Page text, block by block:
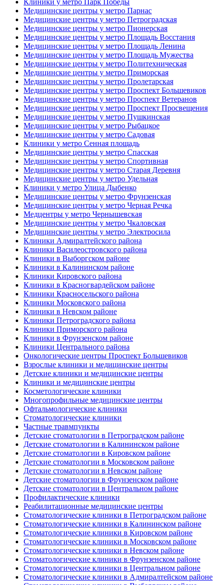
Медицинские центры у метро Парнас
Медицинские центры у метро Петроградская
Медицинские центры у метро Пионерская
Медицинские центры у метро Площадь Восстания
Медицинские центры у метро Площадь Ленина
Медицинские центры у метро Площадь Мужества
Медицинские центры у метро Политехническая
Медицинские центры у метро Приморская
Медицинские центры у метро Пролетарская
Медицинские центры у метро Проспект Большевиков
Медицинские центры у метро Проспект Ветеранов
Медицинские центры у метро Проспект Просвещения
Медицинские центры у метро Пушкинская
Медицинские центры у метро Рыбацкое
Медицинские центры у метро Садовая
Клиники у метро Сенная площадь
Медицинские центры у метро Спасская
Медицинские центры у метро Спортивная
Медицинские центры у метро Старая Деревня
Медицинские центры у метро Удельная
Клиники у метро Улица Дыбенко
Медицинские центры у метро Фрунзенская
Медицинские центры у метро Черная Речка
Медцентры у метро Чернышевская
Медицинские центры у метро Чкаловская
Медицинские центры у метро Электросила
Клиники Адмиралтейского района
Клиники Василеостровского района
Клиники в Выборгском районе
Клиники в Калининском районе
Клиники Кировского района
Клиники в Красногвардейском районе
Клиники Красносельского района
Клиники Московского района
Клиники в Невском районе
Клиники Петроградского района
Клиники Приморского района
Клиники в Фрунзенском районе
Клиники Центрального района
Онкологические центры Проспект Большевиков
Взрослые клиники и медицинские центры
Детские клиники и медицинские центры
Клиники и медицинские центры
Косметологические клиники
Многопрофильные медицинские центры
Офтальмологические клиники
Стоматологические клиники
Частные травмпункты
Детские стоматологии в Петроградском районе
Детские стоматологии в Калининском районе
Детские стоматологии в Кировском районе
Детские стоматологии в Московском районе
Детские стоматологии в Невском районе
Детские стоматологии в Фрунзенском районе
Детские стоматологии в Центральном районе
Профилактические клиники
Реабилитационные медицинские центры
Стоматологические клиники в Петроградском районе
Стоматологические клиники в Калининском районе
Стоматологические клиники в Кировском районе
Стоматологические клиники в Московском районе
Стоматологические клиники в Невском районе
Стоматологические клиники в Фрунзенском районе
Стоматологические клиники в Центральном районе
Стоматологические клиники в Адмиралтейском районе